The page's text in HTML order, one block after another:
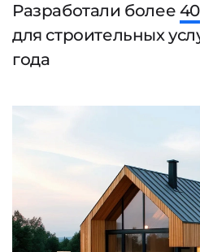
Разработали более 40
для строительных
года